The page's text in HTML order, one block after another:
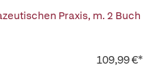
Praxis, m. 2 Buch
109,99 €*